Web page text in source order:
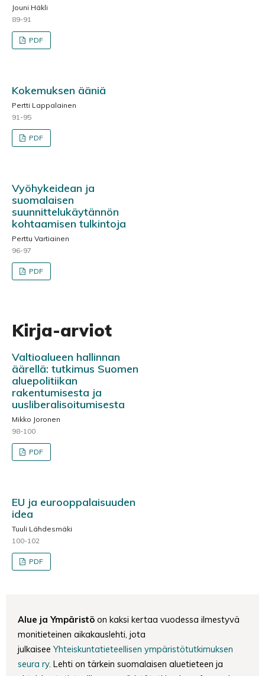
Jouni Häkli
89-91
PDF
Kokemuksen ääniä
Pertti Lappalainen
91-95
PDF
Vyöhykeidean ja
suomalaisen
suunnittelukäytännön
kohtaamisen tulkintoja
Perttu Vartiainen
96-97
PDF
Kirja-arviot
Valtioalueen hallinnan
äärellä: tutkimus Suomen
aluepolitiikan
rakentumisesta ja
uusliberalisoitumisesta
Mikko Joronen
98-100
PDF
EU ja eurooppalaisuuden
idea
Tuuli Lähdesmäki
100-102
PDF
Alue ja Ympäristö on kaksi kertaa vuodessa ilmestyvä
monitieteinen aikakauslehti, jota
julkaisee Yhteiskuntatieteellisen ympäristötutkimuksen
seura ry. Lehti on tärkein suomalaisen aluetieteen ja